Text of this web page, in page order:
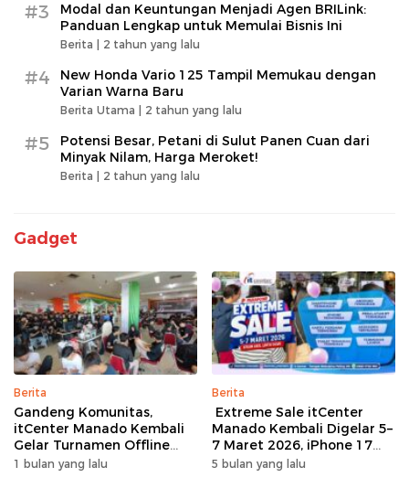
#3
Modal dan Keuntungan Menjadi Agen BRILink:
Panduan Lengkap untuk Memulai Bisnis Ini
Berita | 2 tahun yang lalu
#4
New Honda Vario 125 Tampil Memukau dengan
Varian Warna Baru
Berita Utama | 2 tahun yang lalu
#5
Potensi Besar, Petani di Sulut Panen Cuan dari
Minyak Nilam, Harga Meroket!
Berita | 2 tahun yang lalu
Gadget
Berita
Gandeng Komunitas,
itCenter Manado Kembali
Gelar Turnamen Offline
Free Fire, 60 Tim Siap
1 bulan yang lalu
Berita
Extreme Sale itCenter
Manado Kembali Digelar 5–
7 Maret 2026, iPhone 17
Pro Max Diskon hingga
5 bulan yang lalu